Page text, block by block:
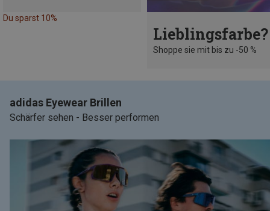
Du sparst 10%
Lieblingsfarbe?
Shoppe sie mit bis zu -50 %
adidas Eyewear Brillen
Schärfer sehen - Besser performen